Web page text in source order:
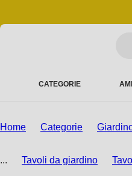
CATEGORIE
Home Categorie
... Tavoli da giardino